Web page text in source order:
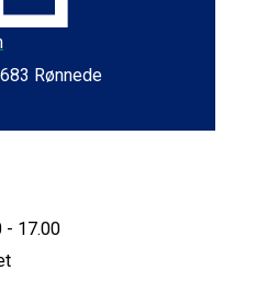
Rønnede
- 17.00